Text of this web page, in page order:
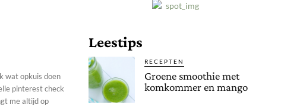
wat opkuis doen
pinterest check
me altijd op
Leestips
RECEPTEN
Groene smoothie met
komkommer en mango